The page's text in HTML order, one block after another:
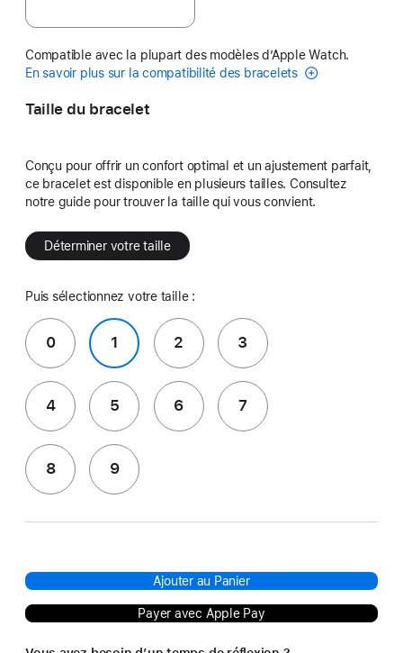
Compatible avec la plupart des modèles d’Apple Watch.
En savoir plus sur la compatibilité des bracelets
Taille du bracelet
Conçu pour offrir un confort optimal et un ajustement parfait,
ce bracelet est disponible en plusieurs tailles. Consultez
notre guide pour trouver la taille qui vous convient.
Déterminer votre taille
Puis sélectionnez votre taille :
0 1 2 3
4 5 6 7
8 9
Ajouter au Panier
Payer avec Apple Pay